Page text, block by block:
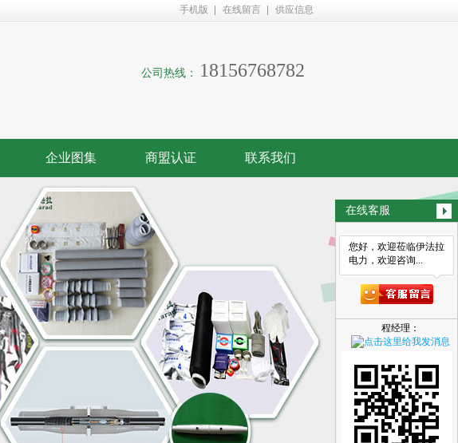
在线客服
您好，欢迎莅临伊法拉
电力，欢迎咨询...
程经理：
手机版 在线留言 供应信息
公司热线： 18156768782
企业图集 商盟认证 联系我们